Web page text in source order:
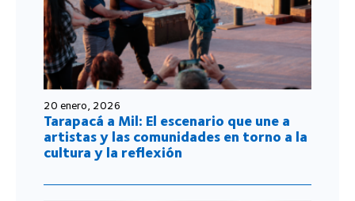
20 enero, 2026
Tarapacá a Mil: El escenario que une a
artistas y las comunidades en torno a la
cultura y la reflexión